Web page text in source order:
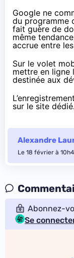
Google ne
du programme
fait guère de
même
accrue entre
Sur le volet
mettre en ligne
destinée aux
sur le site dédié.
Alexandre
Le 18 février à
Abonnez-
Se